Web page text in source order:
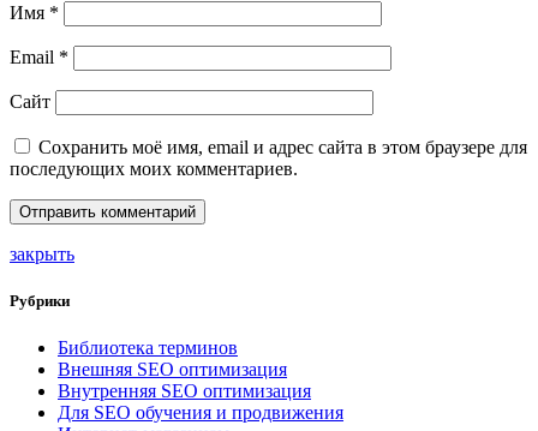
Имя *
Email *
Сайт
Сохранить моё имя, email и адрес сайта в этом браузере для
последующих моих комментариев.
закрыть
Рубрики
Библиотека терминов
Внешняя SEO оптимизация
Внутренняя SEO оптимизация
Для SEO обучения и продвижения